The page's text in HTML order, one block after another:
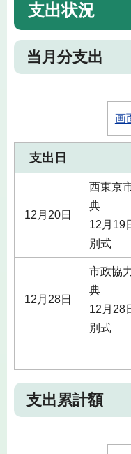
支出状況
当月分支出
画
支出日
12月20日
西東京
典
12月19
別式
12月28日
市政協
12月28
別式
支出累計額